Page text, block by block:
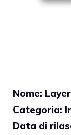
Nome:
Categoria:
Data di